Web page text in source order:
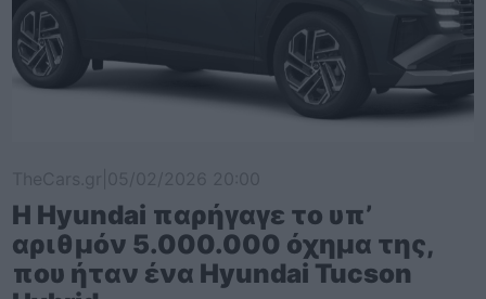
Η Hyundai παρήγαγε το υπ’
αριθμόν 5.000.000 όχημα της,
που ήταν ένα Hyundai Tucson